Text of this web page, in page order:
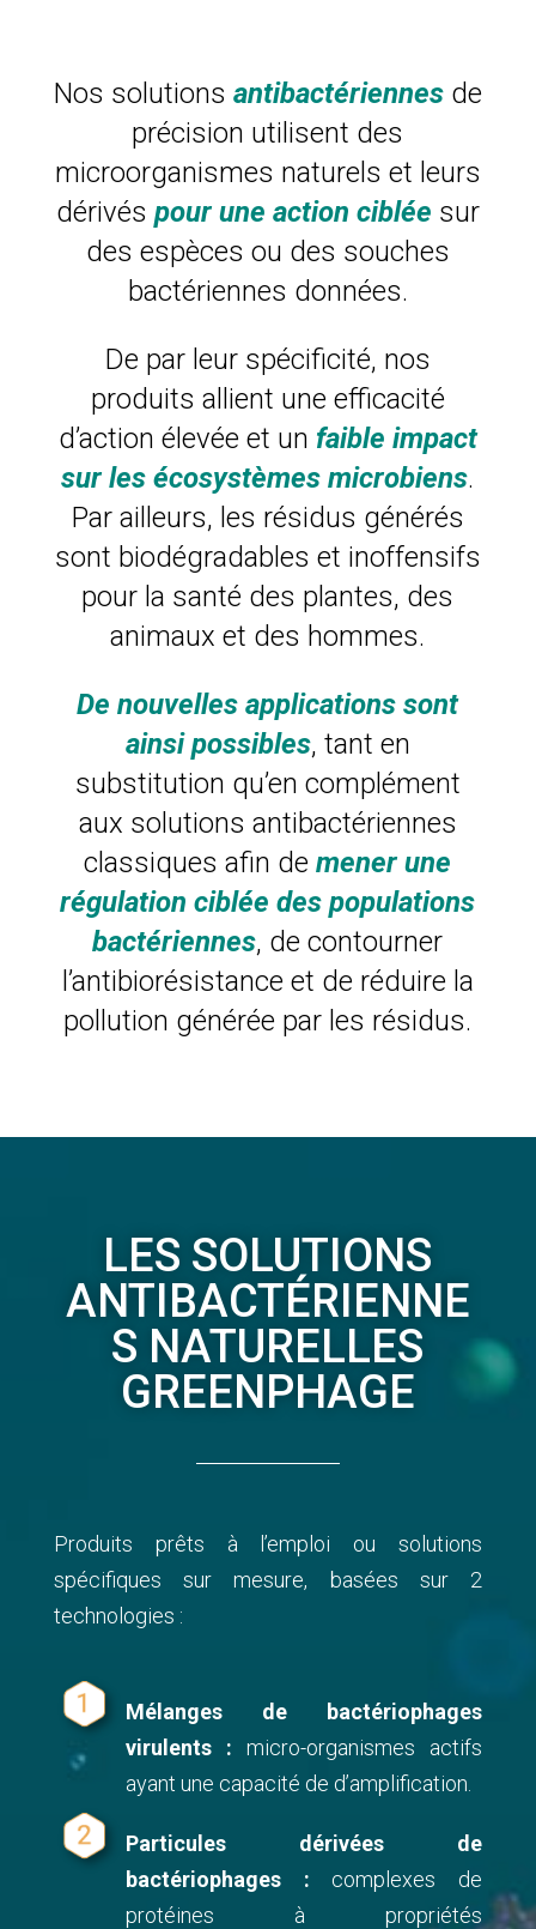
Nos solutions antibactériennes de
précision utilisent des
microorganismes naturels et leurs
dérivés pour une action ciblée sur
des espèces ou des souches
bactériennes données.
De par leur spécificité, nos
produits allient une efficacité
d’action élevée et un faible impact
sur les écosystèmes microbiens.
Par ailleurs, les résidus générés
sont biodégradables et inoffensifs
pour la santé des plantes, des
animaux et des hommes.
De nouvelles applications sont
ainsi possibles, tant en
substitution qu’en complément
aux solutions antibactériennes
classiques afin demener une
régulation ciblée des populations
bactériennes, de contourner
l’antibiorésistance et de réduire la
pollution générée par les résidus.
LES SOLUTIONS
ANTIBACTÉRIENNE
S NATURELLES
GREENPHAGE
Produits prêts à l’emploi ou solutions
spécifiques sur mesure, basées sur 2
technologies :
Mélanges de bactériophages
virulents : micro-organismes actifs
ayant une capacité de d’amplification.
Particules dérivées de
bactériophages : complexes de
protéines à propriétés